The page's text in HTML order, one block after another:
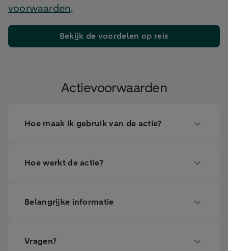
voorwaarden.
Bekijk de voordelen op reis
Actievoorwaarden
Hoe maak ik gebruik van de actie?
Hoe werkt de actie?
Belangrijke informatie
Vragen?